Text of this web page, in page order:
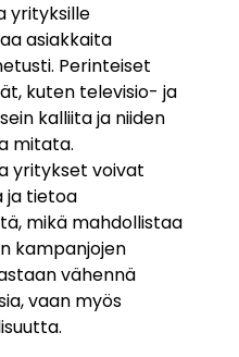
yrityksille
asiakkaita
Perinteiset
kuten televisio- ja
kalliita ja niiden
mitata.
yritykset voivat
ja tietoa
mikä mahdollistaa
kampanjojen
vähennä
vaan myös